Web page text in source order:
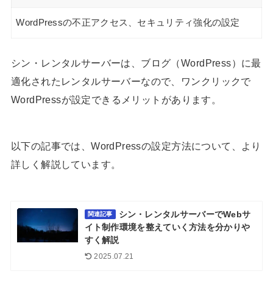
WordPressの不正アクセス、セキュリティ強化の設定
シン・レンタルサーバーは、ブログ（WordPress）に最
適化されたレンタルサーバーなので、ワンクリックで
WordPressが設定できるメリットがあります。
以下の記事では、WordPressの設定方法について、より
詳しく解説しています。
関連記事
シン・レンタルサーバーでWebサ
イト制作環境を整えていく方法を分かりや
すく解説
2025.07.21